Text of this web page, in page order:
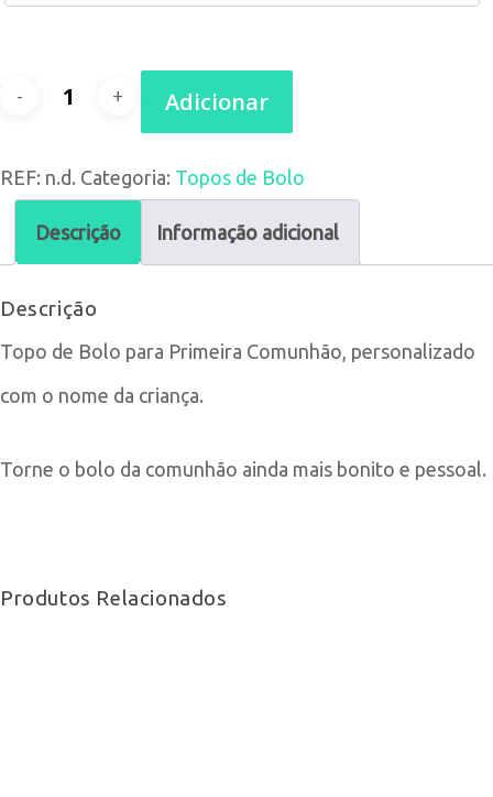
Quantidade
Topo
de
Bolo
Primeira
Comunhão
Adicionar
REF: n.d. Categoria: Topos de Bolo
Descrição Informação adicional
Descrição
Topo de Bolo para Primeira Comunhão, personalizado
com o nome da criança.
Torne o bolo da comunhão ainda mais bonito e pessoal.
Produtos Relacionados